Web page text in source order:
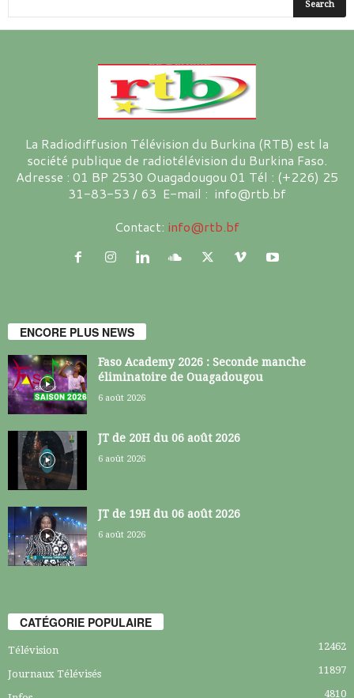
La Radiodiffusion Télévision du Burkina (RTB) est la
société publique de radiotélévision du Burkina Faso.
Adresse : 01 BP 2530 Ouagadougou 01 Tél : (+226) 25
31-83-53 / 63 E-mail : info@rtb.bf
Contact: info@rtb.bf
ENCORE PLUS NEWS
Faso Academy 2026 : Seconde manche
éliminatoire de Ouagadougou
6 août 2026
JT de 20H du 06 août 2026
6 août 2026
JT de 19H du 06 août 2026
6 août 2026
CATÉGORIE POPULAIRE
Télévision 12462
Journaux Télévisés 11897
4810